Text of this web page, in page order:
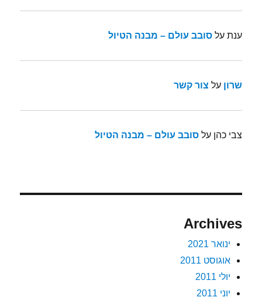
ענת עלסובב עולם – מבנה הטיול
שרון על צור קשר
צבי כהן עלסובב עולם – מבנה הטיול
Archives
ינואר 2021
אוגוסט 2011
יולי 2011
יוני 2011